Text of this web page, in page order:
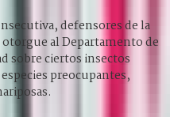
defensores de la
al Departamento de
sobre ciertos insectos
preocupantes,